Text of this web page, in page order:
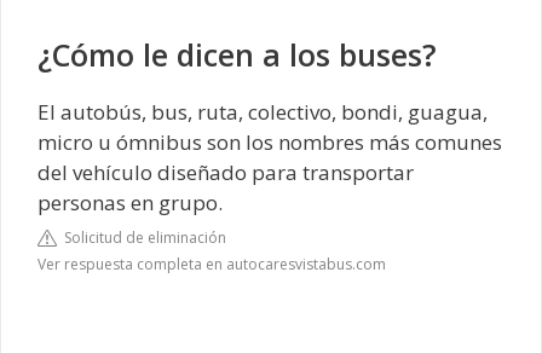
¿Cómo le dicen a los buses?
El autobús, bus, ruta, colectivo, bondi, guagua,
micro u ómnibus son los nombres más comunes
del vehículo diseñado para transportar
personas en grupo.
Solicitud de eliminación
Ver respuesta completa en autocaresvistabus.com